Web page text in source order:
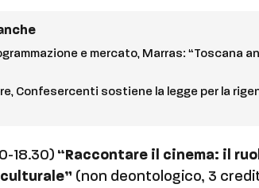
e mercato, Marras: “Toscana
Confesercenti sostiene la legge per la
18.30)“Raccontare il cinema: il
(non deontologico, 3